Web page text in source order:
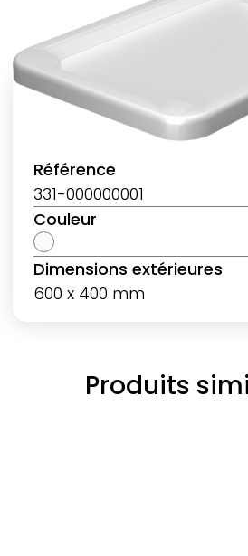
Référence
331-000000001
Couleur
Dimensions extérieures
600 x 400 mm
Produits